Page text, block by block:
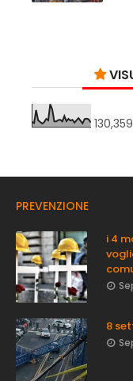
130,359
PREVENZIONE
i 4
8